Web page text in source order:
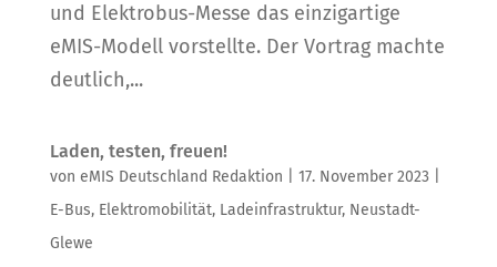
und Elektrobus-Messe das einzigartige
eMIS-Modell vorstellte. Der Vortrag machte
deutlich,...
Laden, testen, freuen!
von eMIS Deutschland Redaktion 17. November 2023
E-Bus, Elektromobilität, Ladeinfrastruktur, Neustadt-
Glewe